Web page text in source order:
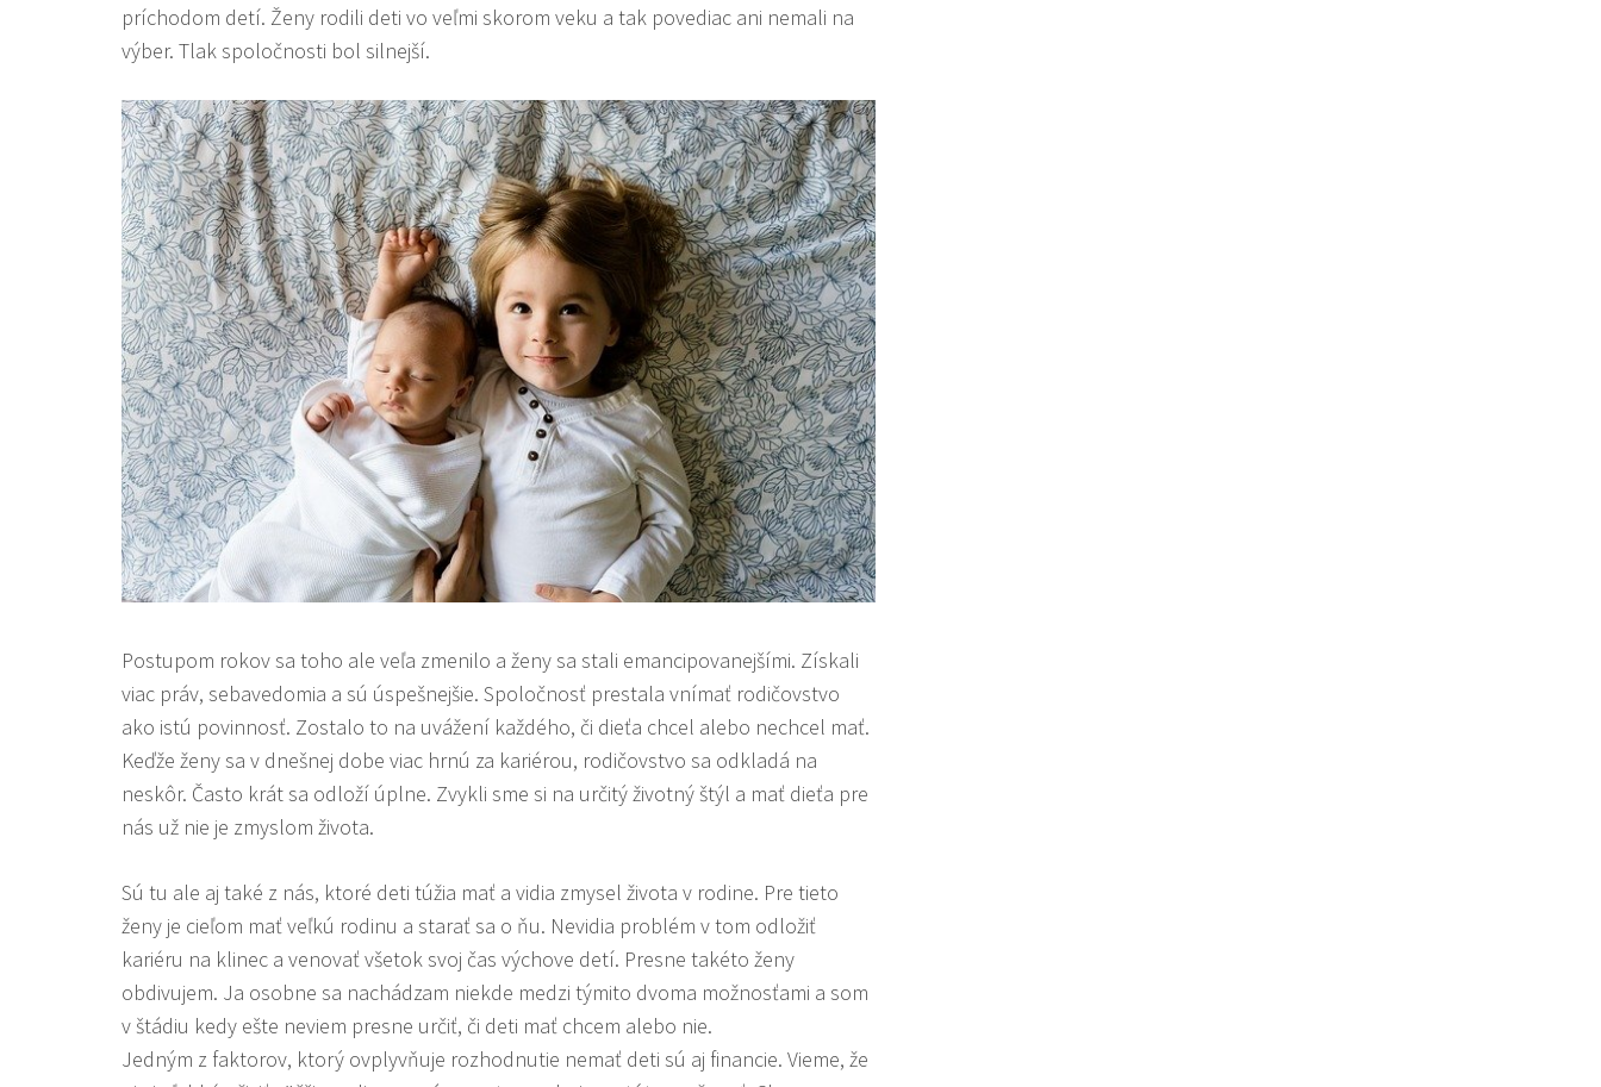
príchodom detí. Ženy rodili deti vo veľmi skorom veku a tak povediac ani nemali na
výber. Tlak spoločnosti bol silnejší.
Postupom rokov sa toho ale veľa zmenilo a ženy sa stali emancipovanejšími. Získali
viac práv, sebavedomia a sú úspešnejšie. Spoločnosť prestala vnímať rodičovstvo
ako istú povinnosť. Zostalo to na uvážení každého, či dieťa chcel alebo nechcel mať.
Keďže ženy sa v dnešnej dobe viac hrnú za kariérou, rodičovstvo sa odkladá na
neskôr. Často krát sa odloží úplne. Zvykli sme si na určitý životný štýl a mať dieťa pre
nás už nie je zmyslom života.
Sú tu ale aj také z nás, ktoré deti túžia mať a vidia zmysel života v rodine. Pre tieto
ženy je cieľom mať veľkú rodinu a starať sa o ňu. Nevidia problém v tom odložiť
kariéru na klinec a venovať všetok svoj čas výchove detí. Presne takéto ženy
obdivujem. Ja osobne sa nachádzam niekde medzi týmito dvoma možnosťami a som
v štádiu kedy ešte neviem presne určiť, či deti mať chcem alebo nie.
Jedným z faktorov, ktorý ovplyvňuje rozhodnutie nemať deti sú aj financie. Vieme, že